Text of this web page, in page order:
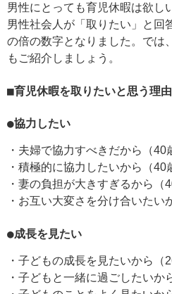
男性にとっても育児休暇は欲し
男性社会人が「取りたい」と回
の倍の数字となりました。では
もご紹介しましょう。
■育児休暇を取りたいと思う理
●協力したい
・夫婦で協力すべきだから（40
・積極的に協力したいから（40
・妻の負担が大きすぎるから（
・お互い大変さを分け合いたい
●成長を見たい
・子どもの成長を見たいから（
・子どもと一緒に過ごしたいか